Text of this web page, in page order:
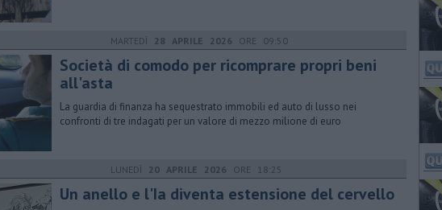
MARTEDÌ 28 APRILE 2026 ORE 09:50
Società di comodo per ricomprare propri beni
all'asta
La guardia di finanza ha sequestrato immobili ed auto di lusso nei
confronti di tre indagati per un valore di mezzo milione di euro
LUNEDÌ 20 APRILE 2026 ORE 18:25
Un anello e l'Ia diventa estensione del cervello